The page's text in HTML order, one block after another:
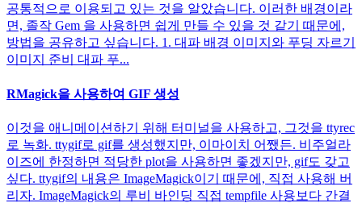
공통적으로 이용되고 있는 것을 알았습니다. 이러한 배경이라
면, 졸작 Gem 을 사용하면 쉽게 만들 수 있을 것 같기 때문에,
방법을 공유하고 싶습니다. 1. 대파 배경 이미지와 푸딩 자르기
이미지 준비 대파 푸...
RMagick을 사용하여 GIF 생성
이것을 애니메이션하기 위해 터미널을 사용하고, 그것을 ttyrec
로 녹화. ttygif로 gif를 생성했지만, 이마이치 어쨌든. 비주얼라
이즈에 한정하면 적당한 plot을 사용하면 좋겠지만, gif도 갖고
싶다. ttygif의 내용은 ImageMagick이기 때문에, 직접 사용해 버
리자. ImageMagick의 루비 바인딩 직접 tempfile 사용보다 간결